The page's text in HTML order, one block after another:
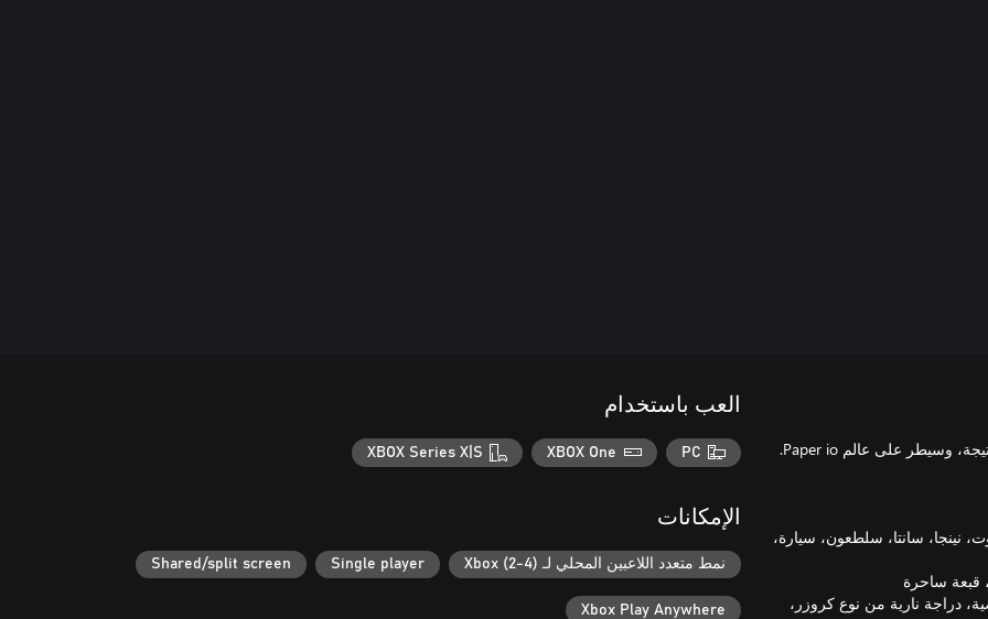
نينجا، سانتا، سلطعون، سيارة،
دراجة نارية من نوع كروزر،
العب باستخدام
PC
XBOX One
XBOX Series X|S
الإمكانات
نمط متعدد اللاعبين المحلي لـ Xbox (2-4) Single player
Shared/split screen
Xbox Play Anywhere